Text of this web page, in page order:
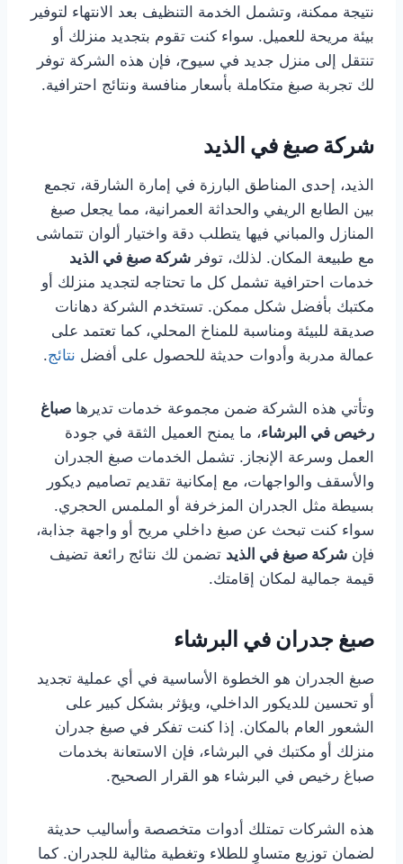
نتيجة ممكنة، وتشمل الخدمة التنظيف بعد الانتهاء لتوفير
بيئة مريحة للعميل. سواء كنت تقوم بتجديد منزلك أو
تنتقل إلى منزل جديد في سيوح، فإن هذه الشركة توفر
لك تجربة صبغ متكاملة بأسعار منافسة ونتائج احترافية.
شركة صبغ في الذيد
الذيد، إحدى المناطق البارزة في إمارة الشارقة، تجمع
بين الطابع الريفي والحداثة العمرانية، مما يجعل صبغ
المنازل والمباني فيها يتطلب دقة واختيار ألوان تتماشى
مع طبيعة المكان. لذلك، توفر شركة صبغ في الذيد
خدمات احترافية تشمل كل ما تحتاجه لتجديد منزلك أو
مكتبك بأفضل شكل ممكن. تستخدم الشركة دهانات
صديقة للبيئة ومناسبة للمناخ المحلي، كما تعتمد على
عمالة مدربة وأدوات حديثة للحصول على أفضل نتائج.
وتأتي هذه الشركة ضمن مجموعة خدمات تديرها صباغ
رخيص في البرشاء، ما يمنح العميل الثقة في جودة
العمل وسرعة الإنجاز. تشمل الخدمات صبغ الجدران
والأسقف والواجهات، مع إمكانية تقديم تصاميم ديكور
بسيطة مثل الجدران المزخرفة أو الملمس الحجري.
سواء كنت تبحث عن صبغ داخلي مريح أو واجهة جذابة،
فإن شركة صبغ في الذيد تضمن لك نتائج رائعة تضيف
قيمة جمالية لمكان إقامتك.
صبغ جدران في البرشاء
صبغ الجدران هو الخطوة الأساسية في أي عملية تجديد
أو تحسين للديكور الداخلي، ويؤثر بشكل كبير على
الشعور العام بالمكان. إذا كنت تفكر في صبغ جدران
منزلك أو مكتبك في البرشاء، فإن الاستعانة بخدمات
صباغ رخيص في البرشاء هو القرار الصحيح.
هذه الشركات تمتلك أدوات متخصصة وأساليب حديثة
لضمان توزيع متساوٍ للطلاء وتغطية مثالية للجدران. كما